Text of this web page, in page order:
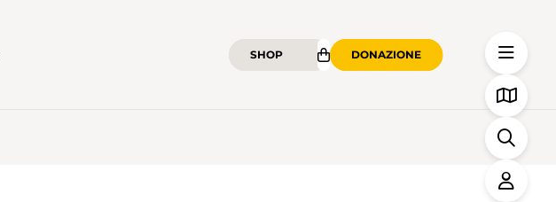
SHOP DONAZIONE